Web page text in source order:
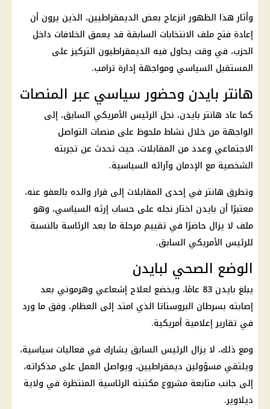
وأثار هذا الظهور انزعاج بعض الديمقراطيين، الذين يرون أن
إعادة فتح ملف الانتخابات السابقة قد يعمق الخلافات داخل
الحزب، في وقت يحاول فيه الديمقراطيون التركيز على
المستقبل السياسي ومواجهة إدارة ترامب.
هانتر بايدن وحضور سياسي عبر المنصات
كما عاد هانتر بايدن، نجل الرئيس الأمريكي السابق، إلى
الواجهة من خلال نشاط ملحوظ على منصات التواصل
الاجتماعي وعدد من المقابلات، حيث تحدث عن تجربته
الشخصية مع الإدمان وآرائه السياسية.
وتطرق هانتر في إحدى المقابلات إلى قرار والده بالعفو عنه،
معتبرًا أن بايدن اختار نجله على حساب إرثه السياسي، وهو
ملف لا يزال حاضرًا في تقييم مرحلة ما بعد الرئاسة بالنسبة
للرئيس الأمريكي السابق.
الوضع الصحي لبايدن
يبلغ بايدن 83 عامًا، ويخضع لعلاج إشعاعي وهرموني بعد
إصابته بسرطان البروستاتا الذي امتد إلى العظام، وفق ما ورد
في تقارير إعلامية أمريكية.
ومع ذلك، لا يزال الرئيس السابق يشارك في فعاليات سياسية،
ويلتقي مسؤولين ديمقراطيين، ويواصل العمل على مذكراته،
إلى جانب متابعة مشروع مكتبته الرئاسية المنتظرة في ولاية
ديلاوير.